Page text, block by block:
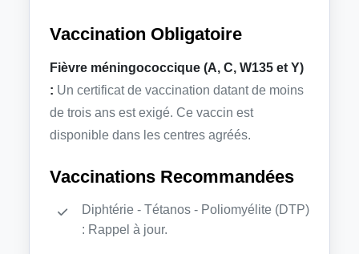
Vaccination Obligatoire
Fièvre méningococcique (A, C, W135 et Y)
: Un certificat de vaccination datant de moins
de trois ans est exigé. Ce vaccin est
disponible dans les centres agréés.
Vaccinations Recommandées
Diphtérie - Tétanos - Poliomyélite (DTP)
: Rappel à jour.